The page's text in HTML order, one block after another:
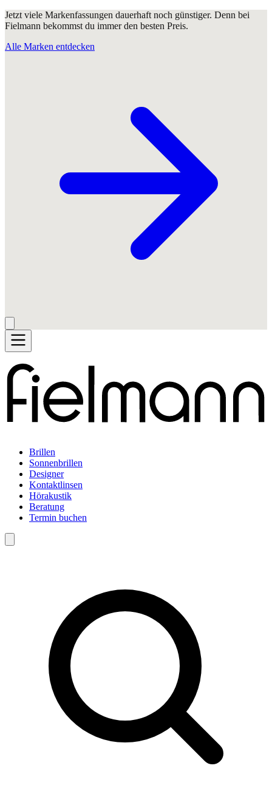
Jetzt viele Markenfassungen dauerhaft noch günstiger. Denn bei
Fielmann bekommst du immer den besten Preis.
Alle Marken entdecken
Brillen
Sonnenbrillen
Designer
Kontaktlinsen
Hörakustik
Beratung
Termin buchen